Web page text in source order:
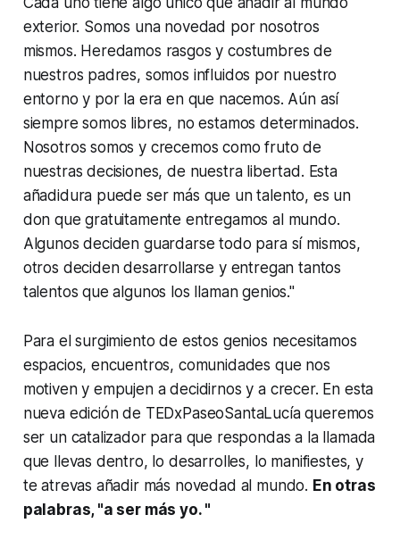
exterior. Somos una novedad por nosotros
mismos. Heredamos rasgos y costumbres de
nuestros padres, somos influidos por nuestro
entorno y por la era en que nacemos. Aún así
siempre somos libres, no estamos determinados.
Nosotros somos y crecemos como fruto de
nuestras decisiones, de nuestra libertad. Esta
añadidura puede ser más que un talento, es un
don que gratuitamente entregamos al mundo.
Algunos deciden guardarse todo para sí mismos,
otros deciden desarrollarse y entregan tantos
talentos que algunos los llaman genios."
Para el surgimiento de estos genios necesitamos
espacios, encuentros, comunidades que nos
motiven y empujen a decidirnos y a crecer. En esta
nueva edición de TEDxPaseoSantaLucía queremos
ser un catalizador para que respondas a la llamada
que llevas dentro, lo desarrolles, lo manifiestes, y
te atrevas añadir más novedad al mundo. En otras
palabras, "a ser más yo. "